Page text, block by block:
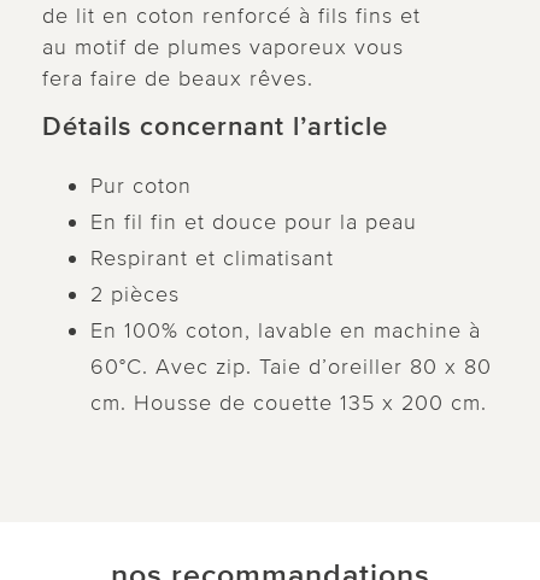
de lit en coton renforcé à fils fins et
au motif de plumes vaporeux vous
fera faire de beaux rêves.
Détails concernant l’article
Pur coton
En fil fin et douce pour la peau
Respirant et climatisant
2 pièces
En 100% coton, lavable en machine à
60°C. Avec zip. Taie d’oreiller 80 x 80
cm. Housse de couette 135 x 200 cm.